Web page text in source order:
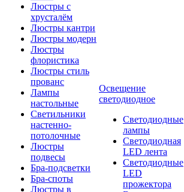
Люстры с
хрусталём
Люстры кантри
Люстры модерн
Люстры
флористика
Люстры стиль
прованс
Лампы
настольные
Светильники
настенно-
потолочные
Люстры
подвесы
Бра-подсветки
Бра-споты
Люстры в
Освещение
светодиодное
Светодиодные
лампы
Светодиодная
LED лента
Светодиодные
LED
прожектора